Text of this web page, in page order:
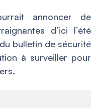
annoncer de
d’ici l’été
bulletin de sécurité
à surveiller pour